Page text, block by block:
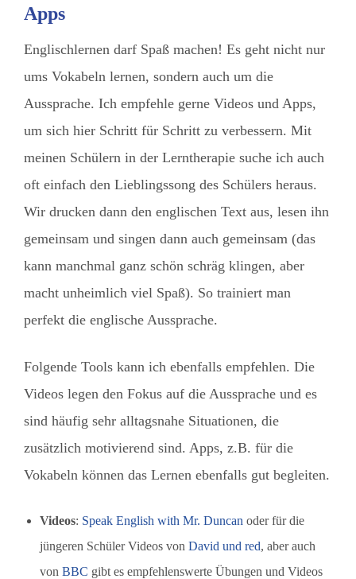
Apps
Englischlernen darf Spaß machen! Es geht nicht nur
ums Vokabeln lernen, sondern auch um die
Aussprache. Ich empfehle gerne Videos und Apps,
um sich hier Schritt für Schritt zu verbessern. Mit
meinen Schülern in der Lerntherapie suche ich auch
oft einfach den Lieblingssong des Schülers heraus.
Wir drucken dann den englischen Text aus, lesen ihn
gemeinsam und singen dann auch gemeinsam (das
kann manchmal ganz schön schräg klingen, aber
macht unheimlich viel Spaß). So trainiert man
perfekt die englische Aussprache.
Folgende Tools kann ich ebenfalls empfehlen. Die
Videos legen den Fokus auf die Aussprache und es
sind häufig sehr alltagsnahe Situationen, die
zusätzlich motivierend sind. Apps, z.B. für die
Vokabeln können das Lernen ebenfalls gut begleiten.
Videos: Speak English with Mr. Duncan oder für die
jüngeren Schüler Videos von David und red, aber auch
von BBC gibt es empfehlenswerte Übungen und Videos